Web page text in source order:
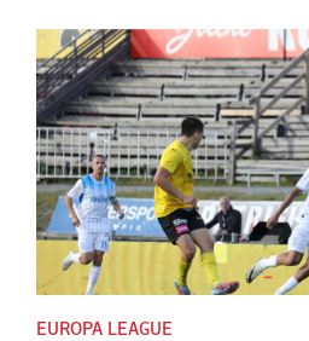
EUROPA LEAGUE